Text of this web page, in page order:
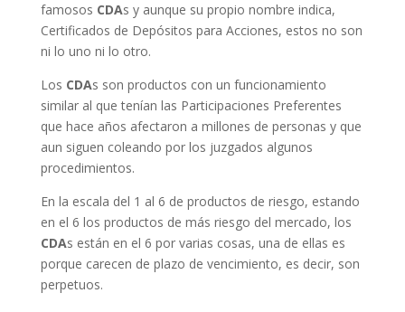
famosos CDAs y aunque su propio nombre indica,
Certificados de Depósitos para Acciones, estos no son
ni lo uno ni lo otro.
Los CDAs son productos con un funcionamiento
similar al que tenían las Participaciones Preferentes
que hace años afectaron a millones de personas y que
aun siguen coleando por los juzgados algunos
procedimientos.
En la escala del 1 al 6 de productos de riesgo, estando
en el 6 los productos de más riesgo del mercado, los
CDAs están en el 6 por varias cosas, una de ellas es
porque carecen de plazo de vencimiento, es decir, son
perpetuos.